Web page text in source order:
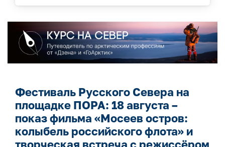
Фестиваль Русского Севера на
площадке ПОРА: 18 августа –
показ фильма «Мосеев остров:
колыбель российского флота» и